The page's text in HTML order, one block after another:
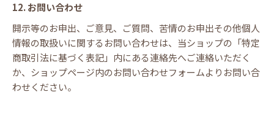
12. お問い合わせ
開示等のお申出、ご意見、ご質問、苦情のお申出その他個人
情報の取扱いに関するお問い合わせは、当ショップの「特定
商取引法に基づく表記」内にある連絡先へご連絡いただく
か、ショップページ内のお問い合わせフォームよりお問い合
わせください。